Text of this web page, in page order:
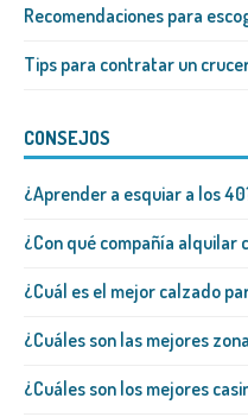
Recomendaciones para
Tips para contratar un
CONSEJOS
¿Aprender a esquiar a los
¿Con qué compañía alquilar
¿Cuál es el mejor calzado
¿Cuáles son las mejores
¿Cuáles son los mejores